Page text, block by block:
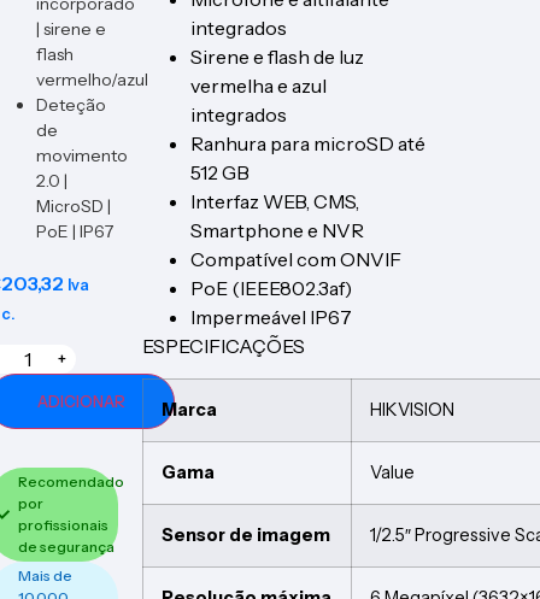
| sirene e
flash
vermelho/azul
Deteção
de
movimento
2.0 |
MicroSD |
PoE | IP67
203,32 Iva
+
ADICIONAR
Recomendado
por
profissionais
de segurança
Mais de
integrados
Sirene e flash de luz
vermelha e azul
integrados
Ranhura para microSD até
512 GB
Interfaz WEB, CMS,
Smartphone e NVR
Compatível com ONVIF
PoE (IEEE802.3af)
Impermeável IP67
ESPECIFICAÇÕES
Marca HIKVISION
Gama Value
Sensor de imagem 1/2.5″ Progressive